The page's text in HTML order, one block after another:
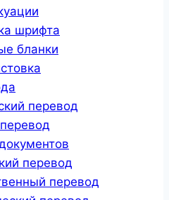
шрифта
бланки
перевод
перевод
перевод